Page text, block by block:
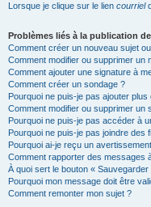
Lorsque je clique sur le lien courriel
Problèmes liés à la publication
Comment créer un nouveau sujet
Comment modifier ou supprimer un
Comment ajouter une signature à
Comment créer un sondage ?
Pourquoi ne puis-je pas ajouter plus
Comment modifier ou supprimer un
Pourquoi ne puis-je pas accéder à
Pourquoi ne puis-je pas joindre des
Pourquoi ai-je reçu un
Comment rapporter des messages
À quoi sert le bouton «
Pourquoi mon message doit être
Comment remonter mon sujet ?